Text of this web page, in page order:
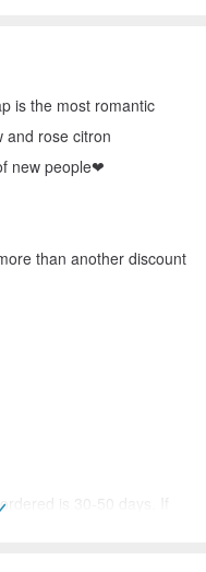
is the most romantic
and rose citron
new people❤
than another discount
is 30-50 days. If